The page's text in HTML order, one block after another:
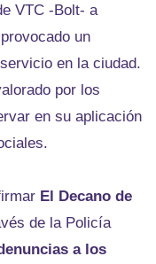
VTC -Bolt- a
un
en la ciudad.
por los
en su aplicación
El Decano de
de la Policía
a los